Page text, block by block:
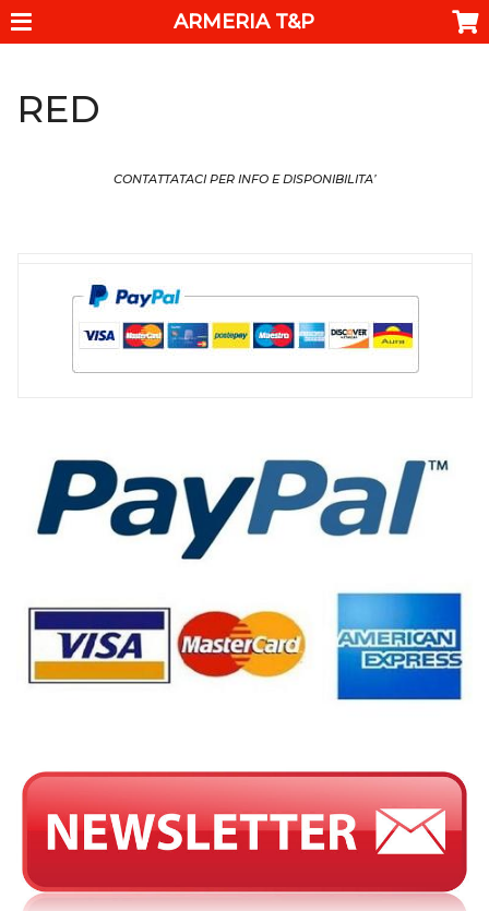
ARMERIA T&P
RED
CONTATTATACI PER INFO E DISPONIBILITA’